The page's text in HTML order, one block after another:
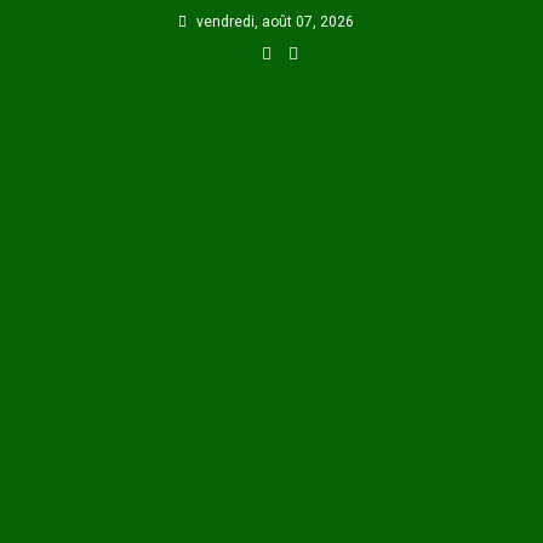
vendredi, août 07, 2026